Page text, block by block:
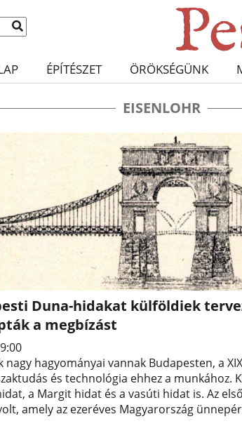
ÉPÍTÉSZET ÖRÖKSÉGÜNK
EISENLOHR
Duna-hidakat külföldiek
a megbízást
nagy hagyományai vannak Budapesten, a
és technológia ehhez a munkához.
a Margit hidat és a vasúti hidat is. Az
amely az ezeréves Magyarország